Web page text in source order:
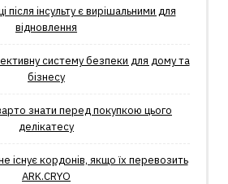
після інсульту є вирішальними для
відновлення
систему безпеки для дому та
бізнесу
знати перед покупкою цього
делікатесу
існує кордонів, якщо їх перевозить
ARK.CRYO